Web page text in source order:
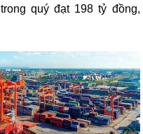
quý đạt 198 tỷ đồng,